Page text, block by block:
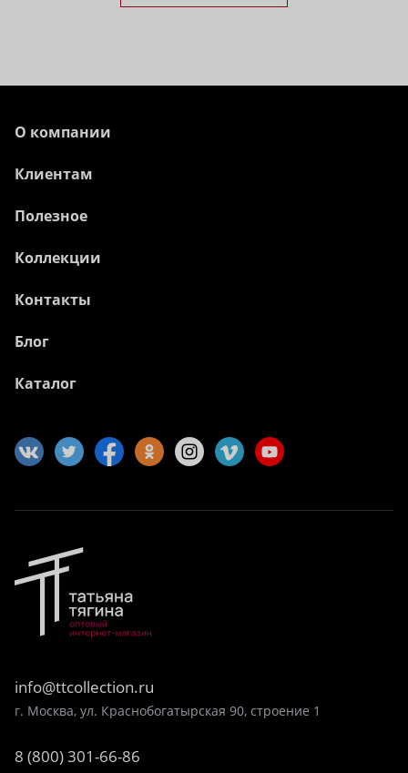
О компании
Клиентам
Полезное
Коллекции
Контакты
Блог
Каталог
info@ttcollection.ru
г. Москва, ул. Краснобогатырская 90, строение 1
8 (800) 301-66-86